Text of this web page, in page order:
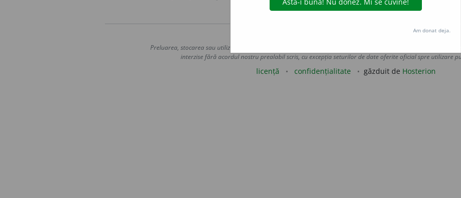
Preluarea, stocarea sau utilizarea datelor de pe acest site, inclusiv prin orice metode de extragere automată
interzise fără acordul nostru prealabil scris, cu excepția seturilor de date oferite oficial spre utilizare
licență confidențialitate găzduit de Hosterion
Am donat deja.